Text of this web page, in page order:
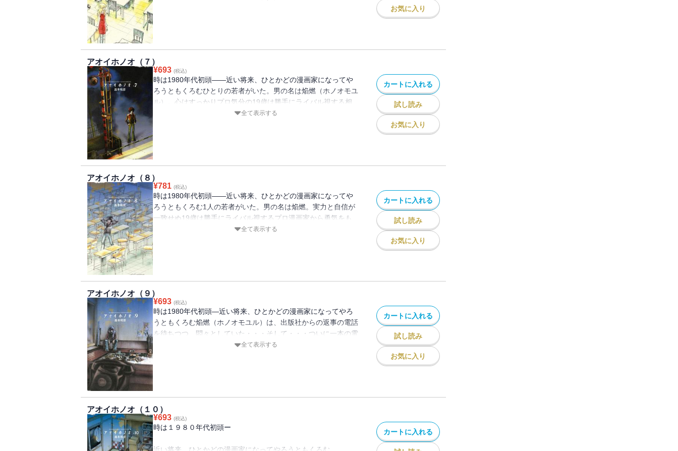
お気に入り
アオイホノオ（７）
¥693 (税込)
時は1980年代初頭――近い将来、ひとかどの漫画家になってや
ろうともくろむひとりの若者がいた。男の名は焔燃（ホノオモユ
ル）。心はすっかりプロ気分の19歳は勝手にライバル視する相
手の活躍に焦り、もがき、戦い続ける――！！「エヴァンゲリオ
全て表示する
カートに入れる
試し読み
お気に入り
アオイホノオ（８）
¥781 (税込)
時は1980年代初頭――近い将来、ひとかどの漫画家になってや
ろうともくろむ1人の若者がいた。男の名は焔燃。実力と自信が
一致せぬ19歳は勝手にライバル視するプロ漫画家から勇気をも
らい…ついに学園ラブコメを描く！！？「高いハードルは華麗に
全て表示する
カートに入れる
試し読み
お気に入り
アオイホノオ（９）
¥693 (税込)
時は1980年代初頭―近い将来、ひとかどの漫画家になってやろ
うともくろむ焔燃（ホノオモユル）は、出版社からの返事の電話
を待ちつつ、悶々としていた・・・そして・・・ついに一本の電
話が・・・！！！？一方、後に「エヴァンゲリオン」を作ること
全て表示する
カートに入れる
試し読み
お気に入り
アオイホノオ（１０）
¥693 (税込)
時は１９８０年代初頭ー
カートに入れる